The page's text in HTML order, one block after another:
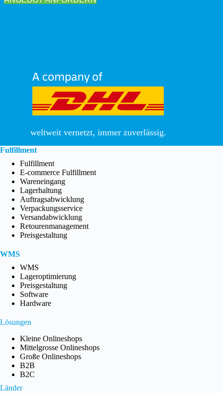
weltweit vernetzt, immer zuverlässig.
Fulfillment
Fulfillment
E-commerce Fulfillment
Wareneingang
Lagerhaltung
Auftragsabwicklung
Verpackungsservice
Versandabwicklung
Retourenmanagement
Preisgestaltung
WMS
WMS
Lageroptimierung
Preisgestaltung
Software
Hardware
Lösungen
Kleine Onlineshops
Mittelgrosse Onlineshops
Große Onlineshops
B2B
B2C
Länder